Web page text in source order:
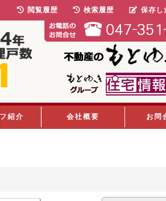
紹介 会社概要 お問
閲覧履歴 検索履歴 保存し